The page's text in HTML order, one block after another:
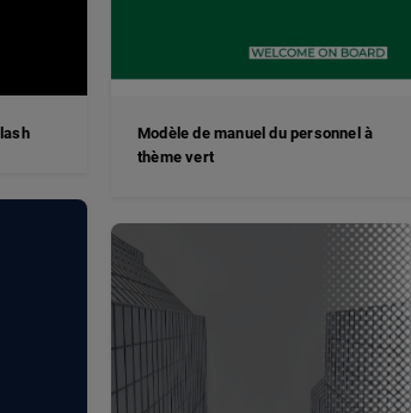
Modèle de manuel du personnel à
thème vert